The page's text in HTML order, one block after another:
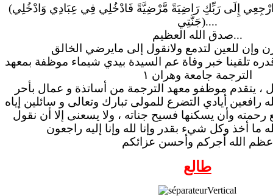
(يا أَيَّتُهَا النَّفْسُ الْمُطْمَئِنَّةُ ارْجِعِي إِلَى رَبِّكِ رَاضِيَةً مَّرْضِيَّةً فَادْخُلِي فِي عِبَادِي وَادْخُلِي
جَنَّتِي)....
صدق الله العظيم...
تلقينا خبر وفاة عم السيدة بيدي شيماء موظفة بمعهد
الترجمة جامعة وهران ١
، يتقدم موظفو معهد الترجمة من أساتذة و عمال بأحر
رافعين أيادي التضرع للمولى تبارك وتعالى و سائلين إياه
رحمته وأن يسكنها فسيح جناته ، ولا يسعنى إلا أن نقول
عظم الله أجركم وأحسن عزائكم
طالع